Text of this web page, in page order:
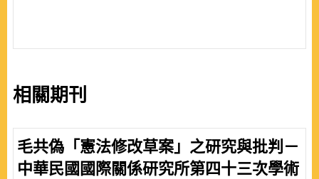
相關期刊
毛共偽「憲法修改草案」之研究與批判－
中華民國國際關係研究所第四十三次學術